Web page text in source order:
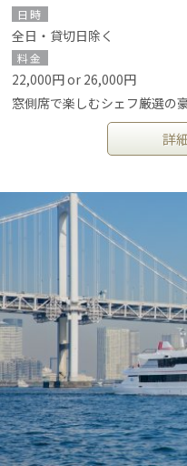
日時
全日・貸切日除く
料金
22,000円 or 26,000円
窓側席で楽しむシェフ厳選の
詳